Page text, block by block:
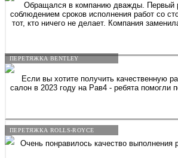
ПЕРЕТЯЖКА BENTLEY
ПЕРЕТЯЖКА ROLLS-ROYCE
Обращался в компанию дважды. Первый
соблюдением сроков исполнения работ со
тот, кто ничего не делает. Компания
Если вы хотите получить качественную
салон в 2023 году на Рав4 - ребята помогли
Очень понравилось качество выполнения